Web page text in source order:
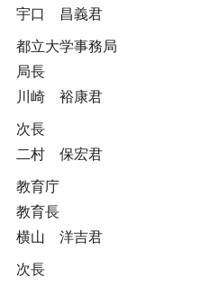
宇口 昌義君
都立大学事務局
局長
川崎 裕康君
次長
二村 保宏君
教育庁
教育長
横山 洋吉君
次長